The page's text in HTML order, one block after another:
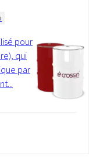
pour
qui
par